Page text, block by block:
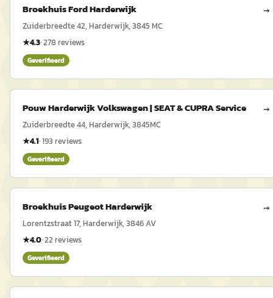
Broekhuis Ford Harderwijk →
Zuiderbreedte 42, Harderwijk, 3845 MC
★4.3·278 reviews
Geverifieerd
Pouw Harderwijk Volkswagen | SEAT & CUPRA Service →
Zuiderbreedte 44, Harderwijk, 3845MC
★4.1·193 reviews
Geverifieerd
Broekhuis Peugeot Harderwijk →
Lorentzstraat 17, Harderwijk, 3846 AV
★4.0·22 reviews
Geverifieerd